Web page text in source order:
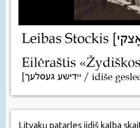
Litvakų patarles jidiš kalba